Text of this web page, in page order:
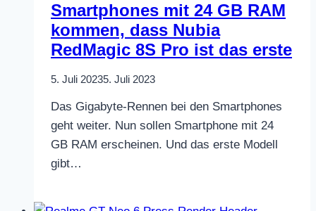
Smartphones mit 24 GB RAM
kommen, dass Nubia
RedMagic 8S Pro ist das erste
5. Juli 20235. Juli 2023
Das Gigabyte-Rennen bei den Smartphones
geht weiter. Nun sollen Smartphone mit 24
GB RAM erscheinen. Und das erste Modell
gibt…